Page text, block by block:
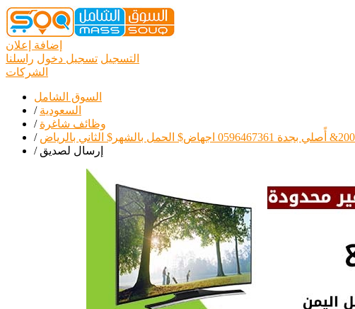
إضافة إعلان
التسجيل تسجيل دخول راسلنا
الشركات
السوق الشامل
/ السعودية
/ وظائف شاغرة
/
/ إرسال لصديق